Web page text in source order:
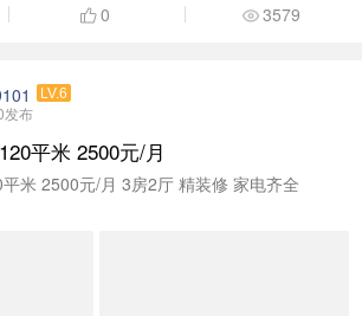
0 3579
LV.6
发布
平米 2500元/月
米 2500元/月 3房2厅 精装修 家电齐全